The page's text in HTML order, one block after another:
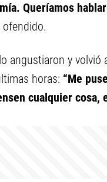
Queríamos
angustiaron y volvió
horas: “Me
cualquier cosa,